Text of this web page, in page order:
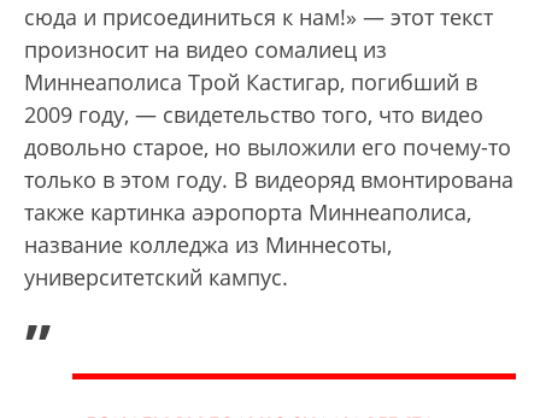
сюда и присоединиться к нам!» — этот текст
произносит на видео сомалиец из
Миннеаполиса Трой Кастигар, погибший в
2009 году, — свидетельство того, что видео
довольно старое, но выложили его почему-то
только в этом году. В видеоряд вмонтирована
также картинка аэропорта Миннеаполиса,
название колледжа из Миннесоты,
университетский кампус.
„